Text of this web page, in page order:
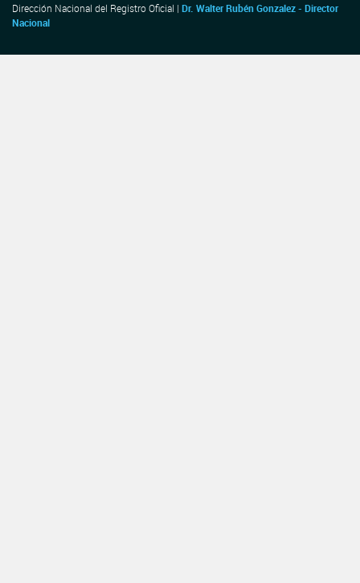
Dirección Nacional del Registro Oficial | Dr. Walter Rubén Gonzalez - Director
Nacional